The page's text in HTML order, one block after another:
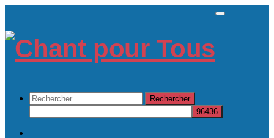
content
Rechercher :